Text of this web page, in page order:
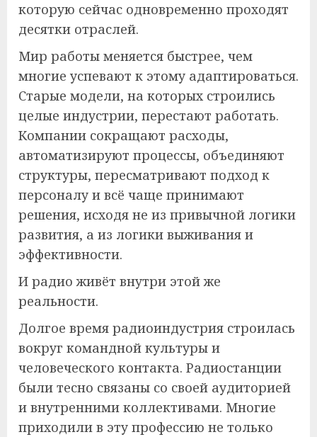
которую сейчас одновременно проходят
десятки отраслей.
Мир работы меняется быстрее, чем
многие успевают к этому адаптироваться.
Старые модели, на которых строились
целые индустрии, перестают работать.
Компании сокращают расходы,
автоматизируют процессы, объединяют
структуры, пересматривают подход к
персоналу и всё чаще принимают
решения, исходя не из привычной логики
развития, а из логики выживания и
эффективности.
И радио живёт внутри этой же
реальности.
Долгое время радиоиндустрия строилась
вокруг командной культуры и
человеческого контакта. Радиостанции
были тесно связаны со своей аудиторией
и внутренними коллективами. Многие
приходили в эту профессию не только